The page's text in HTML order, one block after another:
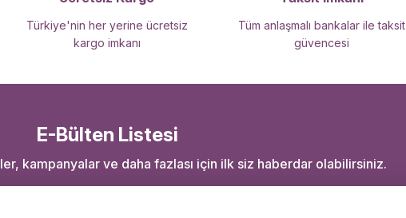
Türkiye'nin her yerine ücretsiz
kargo imkanı
Tüm anlaşmalı bankalar ile taksit
güvencesi
E-Bülten Listesi
kampanyalar ve daha fazlası için ilk siz haberdar olabilirsiniz.